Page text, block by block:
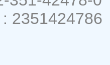
2351424786